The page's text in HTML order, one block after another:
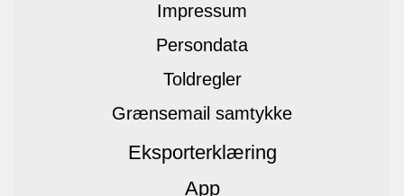
Impressum
Persondata
Toldregler
Grænsemail samtykke
Eksporterklæring
App